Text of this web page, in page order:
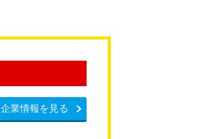
企業情報を見る